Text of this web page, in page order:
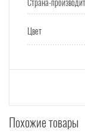
Цвет
Похожие товары